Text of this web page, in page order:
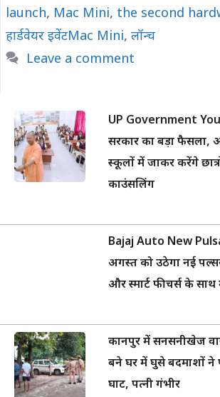
launch, Mac Mini, the second
हार्डवेयर इवेंटMac Mini, लॉन्च
Leave a comment
UP Government
सरकार का बड़ा
स्कूलों में जाकर करेंगे
काउंसलिंग
Bajaj Auto New
अगस्त को उठेगा नई पल्सर
और स्मार्ट फीचर्स के साथ
कानपुर में सनसनीखेज
बने घर में घुसे बदमाशों ने
घाट, पत्नी गंभीर